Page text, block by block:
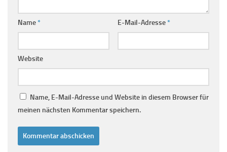
Name* E-Mail-Adresse*
Website
Name, E-Mail-Adresse und Website in diesem Browser für
meinen nächsten Kommentar speichern.